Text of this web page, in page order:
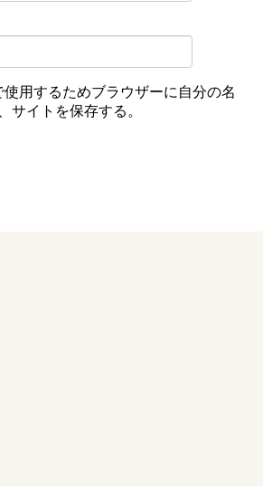
用するためブラウザーに自分の名
サイトを保存する。